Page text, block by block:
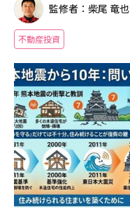
監修者：柴尾 竜也
不動産投資